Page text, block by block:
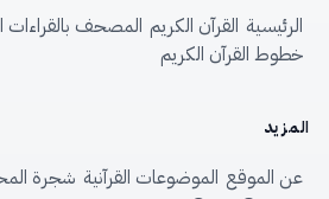
الرئيسية القرآن الكريم المصحف بالقراءات
خطوط القرآن الكريم
المزيد
عن الموقع الموضوعات القرآنية شجرة